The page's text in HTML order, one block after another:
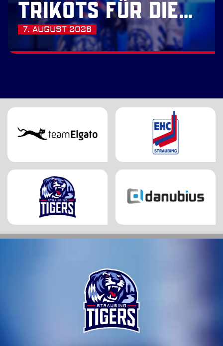
TRIKOTS FÜR DIE
SAISON 2026/27
7. AUGUST 2026